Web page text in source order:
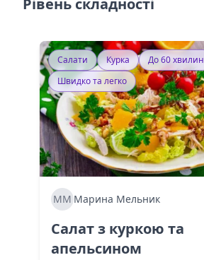
Рівень складності
Салати Курка
До 60 хвилин
Швидко та легко
ММ Марина Мельник
Салат з куркою та
апельсином